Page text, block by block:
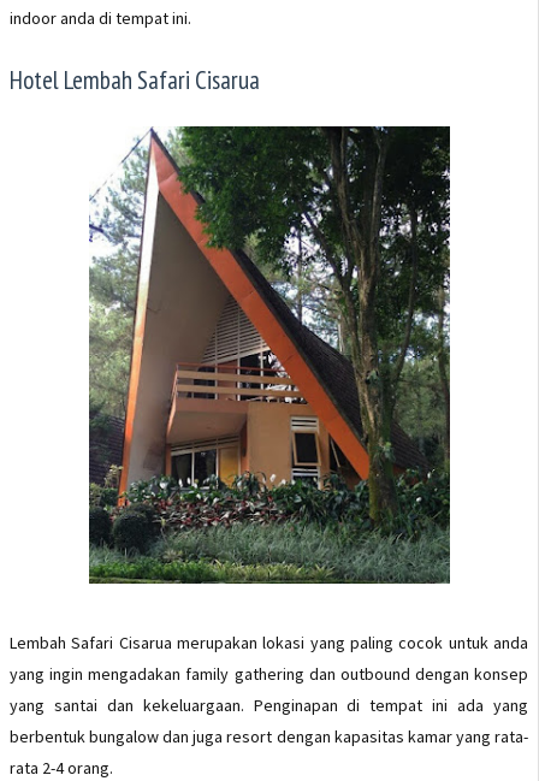
indoor anda di tempat ini.
Hotel Lembah Safari Cisarua
Lembah Safari Cisarua merupakan lokasi yang paling cocok untuk anda
yang ingin mengadakan family gathering dan outbound dengan konsep
yang santai dan kekeluargaan. Penginapan di tempat ini ada yang
berbentuk bungalow dan juga resort dengan kapasitas kamar yang rata-
rata 2-4 orang.